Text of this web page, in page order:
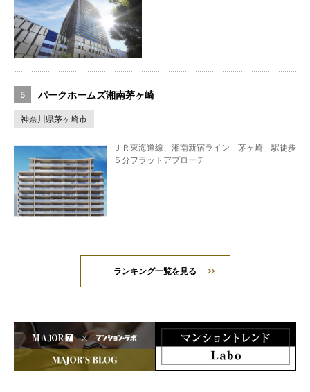
パークホームズ湘南茅ヶ崎
神奈川県茅ヶ崎市
ＪＲ東海道線、湘南新宿ライン「茅ヶ崎」駅徒歩
５分フラットアプローチ
ランキング一覧を見る